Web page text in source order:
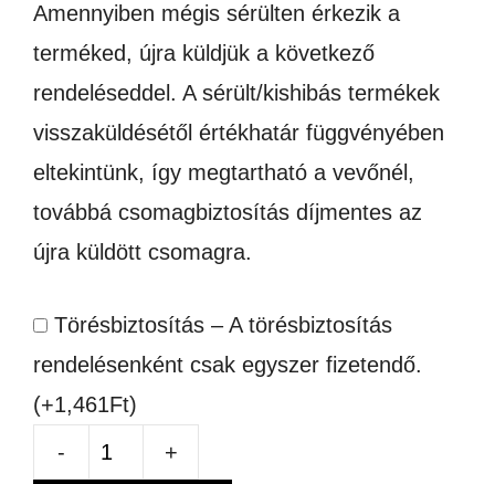
Amennyiben mégis sérülten érkezik a
terméked, újra küldjük a következő
rendeléseddel. A sérült/kishibás termékek
visszaküldésétől értékhatár függvényében
eltekintünk, így megtartható a vevőnél,
továbbá csomagbiztosítás díjmentes az
újra küldött csomagra.
Törésbiztosítás – A törésbiztosítás
rendelésenként csak egyszer fizetendő.
(+1,461Ft)